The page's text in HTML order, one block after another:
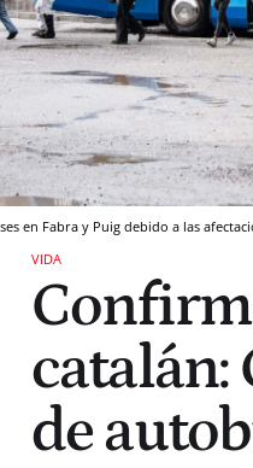
en Fabra y Puig debido a las
VIDA
catalán:
de